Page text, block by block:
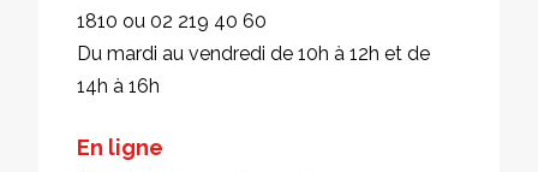
1810 ou 02 219 40 60
Du mardi au vendredi de 10h à 12h et de
14h à 16h
En ligne